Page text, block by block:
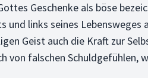
Geschenke als böse
und links seines
Geist auch die Kraft zur
von falschen Schuldgefühlen,